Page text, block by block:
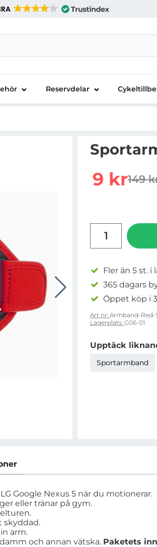
AB
Reservdelar
rea
9 kr149
Fler än 5 st. i
365 dagars
Öppet köp i
Art nr: Armband-Red-
Lagerplats: G06-01
Upptäck
Sportarmband
Google Nexus 5 när du motionerar.
eller tränar på gym.
skyddad.
arm.
och annan vätska. Paketets